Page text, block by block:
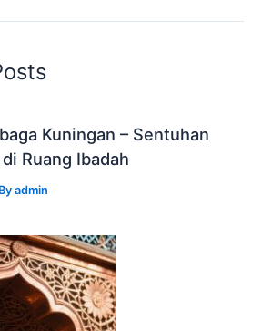
Kuningan – Sentuhan
Ruang Ibadah
admin